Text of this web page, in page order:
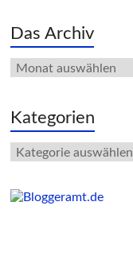
Das Archiv
Das
Archiv
Kategorien
Kategorien